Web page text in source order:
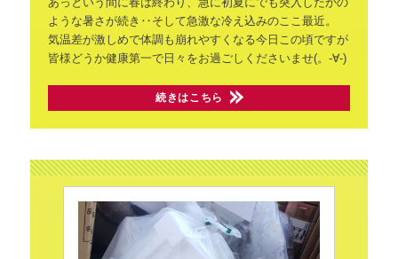
ような暑さが続き‥そして急激な冷え込みのここ最近。
気温差が激しめで体調も崩れやすくなる今日この頃ですが
皆様どうか健康第一で日々をお過ごしくださいませ(。-∀-)
続きはこちら